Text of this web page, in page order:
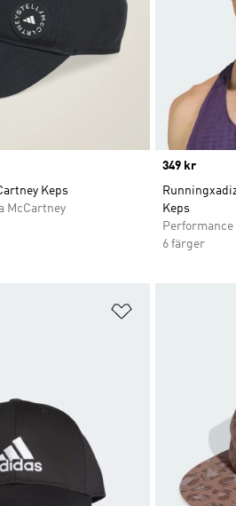
Keps
McCartney
Price
349 kr
Keps
Performance
6 färger